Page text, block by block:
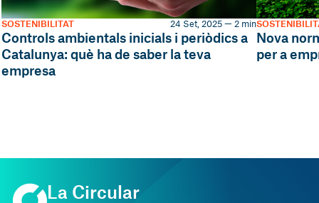
Controls ambientals inicials i periòdics a
Catalunya: què ha de saber la teva
empresa
SOSTENIBILITAT 24 Set, 2025 — 2 min
Nova
per a
La Circular